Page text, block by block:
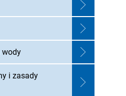
wody
i zasady